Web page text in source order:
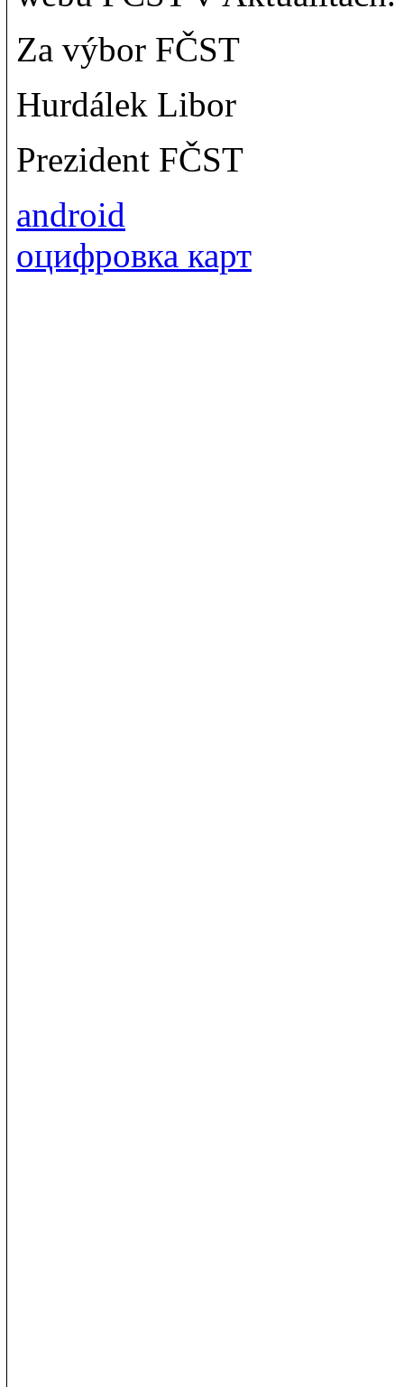
Za výbor FČST
Hurdálek Libor
Prezident FČST
android
оцифровка карт